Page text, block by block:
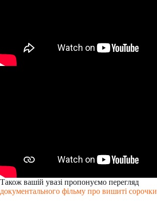
Також вашій увазі пропонуємо перегляд
документального фільму про вишиті сорочки